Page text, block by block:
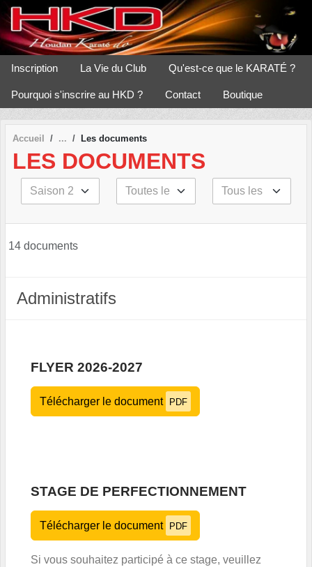
Inscription La Vie du Club Qu'est-ce que le KARATÉ ?
Pourquoi s'inscrire au HKD ? Contact Boutique
Accueil Les documents
LES DOCUMENTS
14 documents
Administratifs
FLYER 2026-2027
Télécharger le document PDF
STAGE DE PERFECTIONNEMENT
Télécharger le document PDF
Si vous souhaitez participé à ce stage, veuillez
Panneau de gestion des cookies